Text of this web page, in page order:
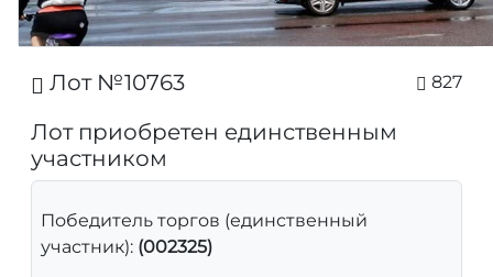
Лот №10763 827
Лот приобретен единственным
участником
Победитель торгов (единственный
участник): (002325)